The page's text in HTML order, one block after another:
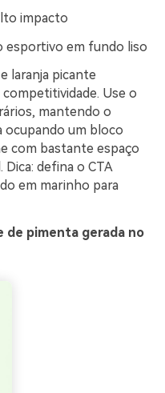
impacto
esportivo em fundo liso
laranja picante
Use o
mantendo o
ocupando um bloco
com bastante espaço
defina o CTA
em marinho para
de pimenta gerada no